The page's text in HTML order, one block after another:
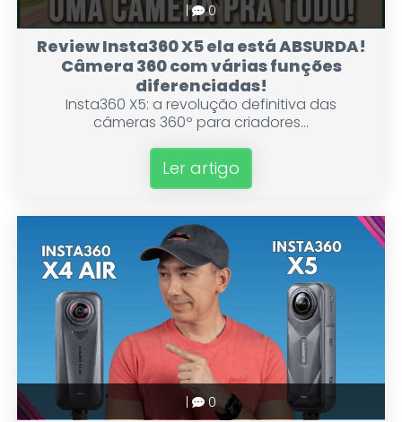
| 0
Review Insta360 X5 ela está ABSURDA!
Câmera 360 com várias funções
diferenciadas!
Insta360 X5: a revolução definitiva das
câmeras 360º para criadores...
Ler artigo
| 0